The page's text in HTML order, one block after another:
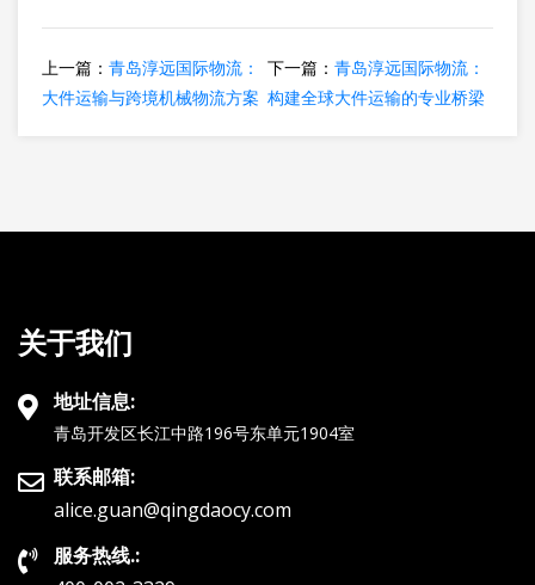
上一篇： 青岛淳远国际物流：
大件运输与跨境机械物流方案
下一篇： 青岛淳远国际物流：
构建全球大件运输的专业桥梁
关于我们
地址信息:
青岛开发区长江中路196号东单元1904室
联系邮箱:
alice.guan@qingdaocy.com
服务热线.: